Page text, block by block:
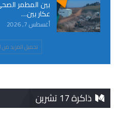
بين المطمر
عكار بين…
أغسطس 7, 2026
تحميل المزيد
ذاكرة 17 تشرين